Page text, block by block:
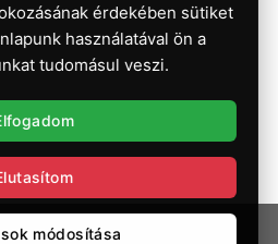
érdekében sütiket
használatával ön a
tudomásul veszi.
módosítása